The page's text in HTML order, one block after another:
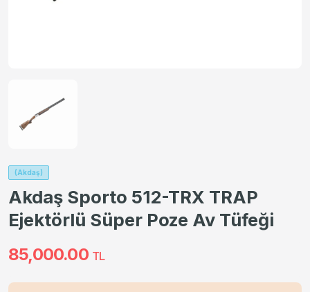
(Akdaş)
Akdaş Sporto 512-TRX TRAP
Ejektörlü Süper Poze Av Tüfeği
85,000.00 TL